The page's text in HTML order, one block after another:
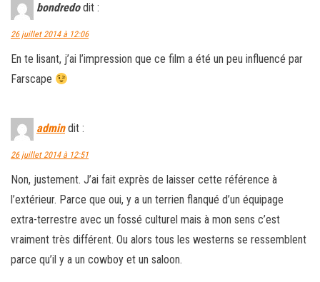
bondredo dit :
26 juillet 2014 à 12:06
En te lisant, j’ai l’impression que ce film a été un peu influencé par
Farscape
admin dit :
26 juillet 2014 à 12:51
Non, justement. J’ai fait exprès de laisser cette référence à
l’extérieur. Parce que oui, y a un terrien flanqué d’un équipage
extra-terrestre avec un fossé culturel mais à mon sens c’est
vraiment très différent. Ou alors tous les westerns se ressemblent
parce qu’il y a un cowboy et un saloon.